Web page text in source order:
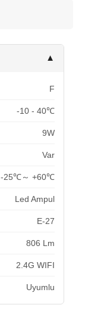
▼
F
-10 - 40℃
9W
Var
-25℃～ +60℃
Led Ampul
E-27
806 Lm
2.4G WIFI
Uyumlu